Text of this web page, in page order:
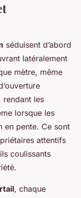
séduisent d’abord
latéralement
mètre, même
rendant les
lorsque les
en pente. Ce sont
attentifs
coulissants
, chaque